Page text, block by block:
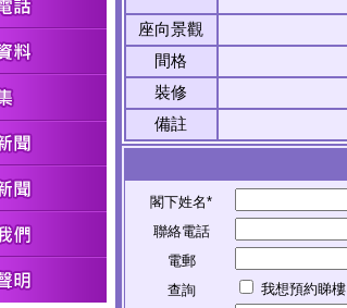
座向景觀
間格
裝修
備註
閣下姓名*
聯絡電話
電郵
查詢
我想預約睇樓